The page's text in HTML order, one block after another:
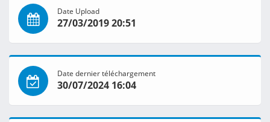
Date Upload
27/03/2019 20:51
Date dernier téléchargement
30/07/2024 16:04